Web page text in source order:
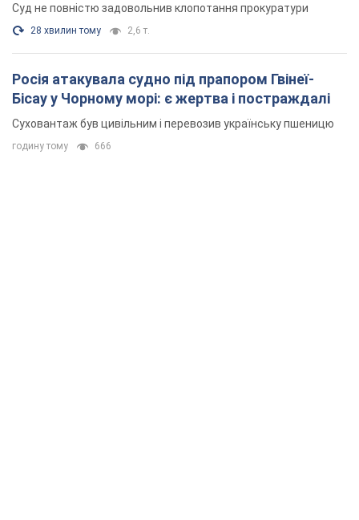
Суд не повністю задовольнив клопотання прокуратури
28 хвилин тому 2,6 т.
Росія атакувала судно під прапором Гвінеї-
Бісау у Чорному морі: є жертва і постраждалі
Суховантаж був цивільним і перевозив українську пшеницю
годину тому 666